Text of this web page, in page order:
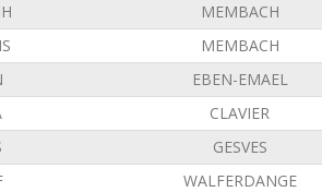
MEMBACH
MEMBACH
EBEN-EMAEL
CLAVIER
GESVES
WALFERDANGE